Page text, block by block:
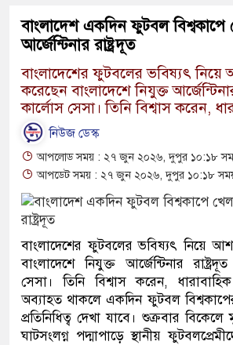
বাংলাদেশ একদিন ফুটবল বিশ্বকাপে
আর্জেন্টিনার রাষ্ট্রদূত
বাংলাদেশের ফুটবলের ভবিষ্যৎ নিয়ে
করেছেন বাংলাদেশে নিযুক্ত
কার্লোস সেসা। তিনি বিশ্বাস করেন,
নিউজ ডেস্ক
আপলোড সময় : ২৭ জুন ২০২৬, দুপুর ১০:১৮
আপডেট সময় : ২৭ জুন ২০২৬, দুপুর ১০:১৮
বাংলাদেশের ফুটবলের ভবিষ্যৎ নিয়ে
বাংলাদেশে নিযুক্ত আর্জেন্টিনার
সেসা। তিনি বিশ্বাস করেন,
অব্যাহত থাকলে একদিন ফুটবল
প্রতিনিধিত্ব দেখা যাবে। শুক্রবার বিকেলে
ঘাটসংলগ্ন পদ্মাপাড়ে স্থানীয়